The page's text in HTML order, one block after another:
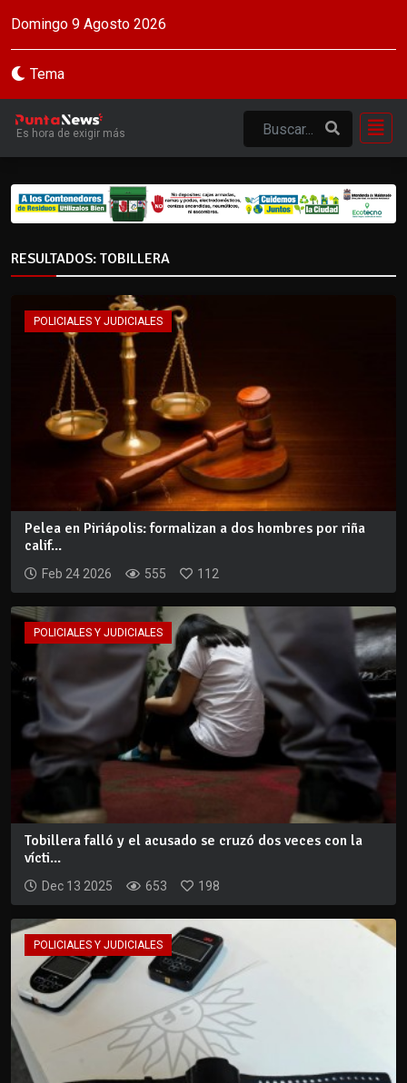
Domingo 9 Agosto 2026
Tema
Es hora de exigir más
RESULTADOS: TOBILLERA
POLICIALES Y JUDICIALES
Pelea en Piriápolis: formalizan a dos hombres por riña
calif...
Feb 24 2026 555 112
POLICIALES Y JUDICIALES
Tobillera falló y el acusado se cruzó dos veces con la
vícti...
Dec 13 2025 653 198
POLICIALES Y JUDICIALES